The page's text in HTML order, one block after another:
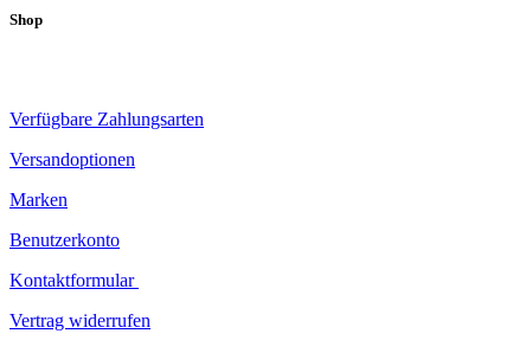
Shop
Verfügbare Zahlungsarten
Versandoptionen
Marken
Benutzerkonto
Kontaktformular
Vertrag widerrufen